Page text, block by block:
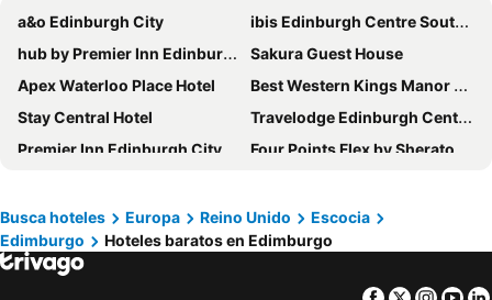
a&o Edinburgh City
ibis Edinburgh Centre South Bridge - Royal Mile
hub by Premier Inn Edinburgh Royal Mile hotel
Sakura Guest House
Apex Waterloo Place Hotel
Best Western Kings Manor Hotel
Stay Central Hotel
Travelodge Edinburgh Central Queen Street
Premier Inn Edinburgh City Centre (Waverley) hotel
Four Points Flex by Sheraton Edinburgh
Edinburgh House Hotel
Premier Inn Edinburgh City Centre Royal Mile Hotel
Travelodge Edinburgh Central
Grassmarket Hotel
Courtyard by Marriott Edinburgh West
Busca hoteles Europa Reino Unido
Escocia
Edimburgo
Hoteles baratos en Edimburgo